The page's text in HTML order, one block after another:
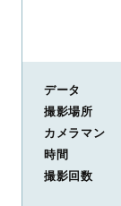
データ
撮影場所
カメラマン
時間
撮影回数